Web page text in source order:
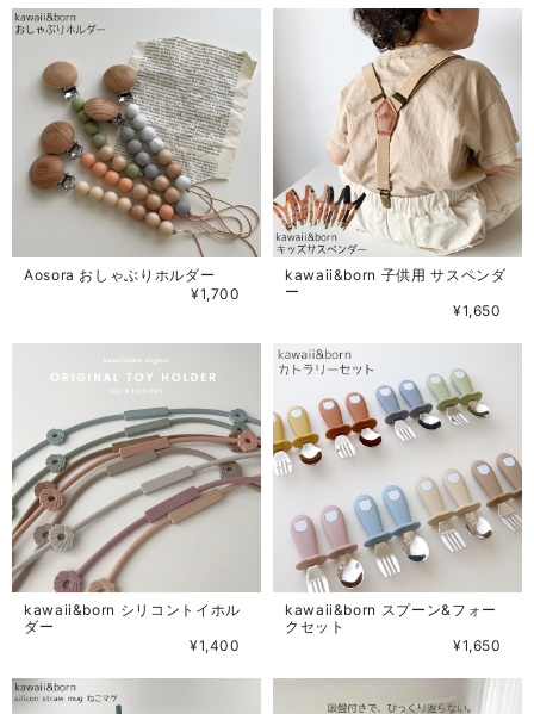
Aosora おしゃぶりホルダー
¥1,700
kawaii&born 子供用 サスペンダ
ー
¥1,650
kawaii&born シリコントイホル
ダー
¥1,400
kawaii&born スプーン&フォー
クセット
¥1,650